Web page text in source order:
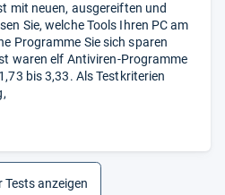
mit neuen, ausgereiften und
Sie, welche Tools Ihren PC am
Programme Sie sich sparen
waren elf Antiviren-Programme
bis 3,33. Als Testkriterien
Tests anzeigen